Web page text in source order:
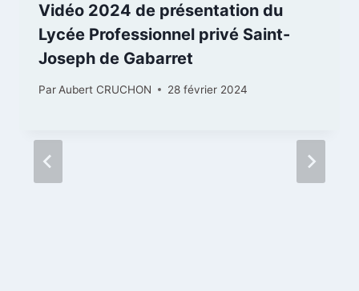
Vidéo 2024 de présentation du
Lycée Professionnel privé Saint-
Joseph de Gabarret
Par Aubert CRUCHON 28 février 2024